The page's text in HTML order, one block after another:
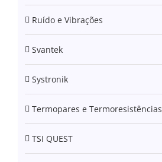
Ruído e Vibrações
Svantek
Systronik
Termopares e Termoresistências
TSI QUEST